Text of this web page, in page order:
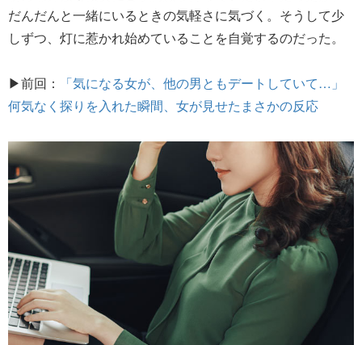
だんだんと一緒にいるときの気軽さに気づく。そうして少
しずつ、灯に惹かれ始めていることを自覚するのだった。
▶前回：
「気になる女が、他の男ともデートしていて…」
何気なく探りを入れた瞬間、女が見せたまさかの反応